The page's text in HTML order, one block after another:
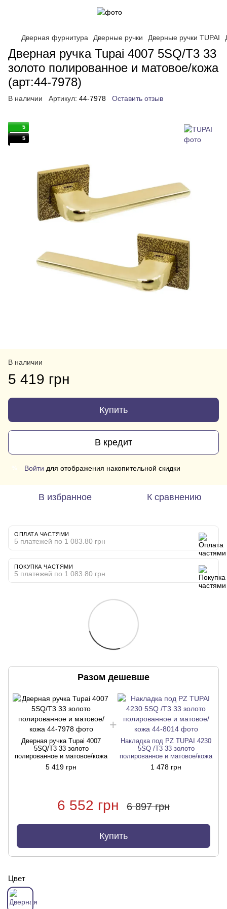
Дверная фурнитура Дверные ручки Дверные ручки TUPAI
Дверная ручка Tupai 4007 5SQ/T3 33
золото полированное и матовое/кожа
(арт:44-7978)
В наличии Артикул: 44-7978 Оставить отзыв
5
5
В наличии
5 419 грн
Купить
В кредит
Войти для отображения накопительной скидки
В избранное К сравнению
ОПЛАТА ЧАСТЯМИ
5 платежей по 1 083.80 грн
ПОКУПКА ЧАСТЯМИ
5 платежей по 1 083.80 грн
Разом дешевше
Дверная ручка Tupai 4007
5SQ/T3 33 золото
полированное и матовое/кожа
5 419 грн
Накладка под PZ TUPAI 4230
5SQ /T3 33 золото
полированное и матовое/кожа
1 478 грн
6 552 грн 6 897 грн
Купить
Цвет